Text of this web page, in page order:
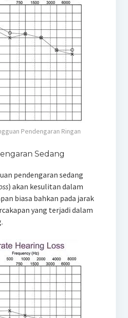
Pendengaran Ringan
Sedang
pendengaran sedang
) akan kesulitan dalam
biasa bahkan pada jarak
yang terjadi dalam